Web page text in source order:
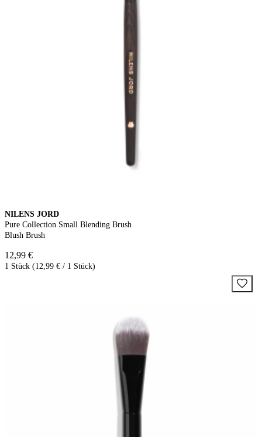
NILENS JORD
Pure Collection Small Blending Brush
Blush Brush
12,99 €
1 Stück (12,99 € / 1 Stück)